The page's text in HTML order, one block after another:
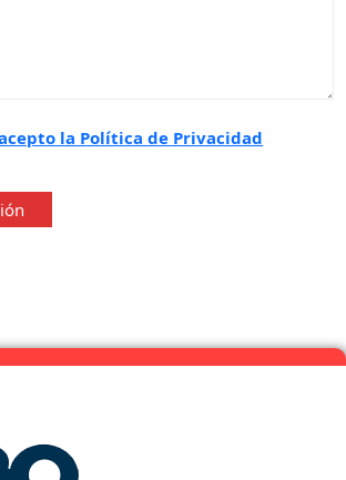
la Política de Privacidad